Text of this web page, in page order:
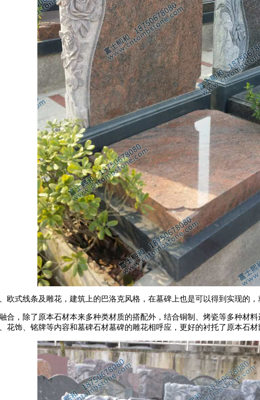
欧式线条及雕花，建筑上的巴洛克风格，在墓碑上也是可以得到实现的，
合，除了原本石材本来多种类材质的搭配外，结合铜制、烤瓷等多种材
饰、铭牌等内容和墓碑石材墓碑的雕花相呼应，更好的衬托了原本石材